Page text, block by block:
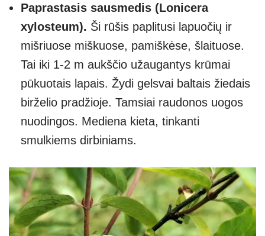
Paprastasis sausmedis (Lonicera
xylosteum). Ši rūšis paplitusi lapuočių ir
mišriuose miškuose, pamiškėse, šlaituose.
Tai iki 1-2 m aukščio užaugantys krūmai
pūkuotais lapais. Žydi gelsvai baltais žiedais
birželio pradžioje. Tamsiai raudonos uogos
nuodingos. Mediena kieta, tinkanti
smulkiems dirbiniams.